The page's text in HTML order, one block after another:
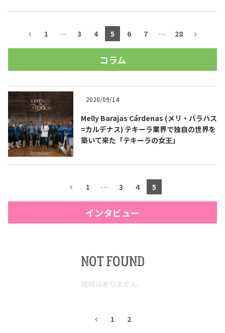
1 … 3 4 5 6 7 … 28
コラム
2020/09/14
Melly Barajas Cárdenas (メリ・バラハス
=カルデナス) テキーラ業界で独自の世界を
築いて来た「テキーラの女王」
1 … 3 4 5
インタビュー
NOT FOUND
投稿はありません。
1 2